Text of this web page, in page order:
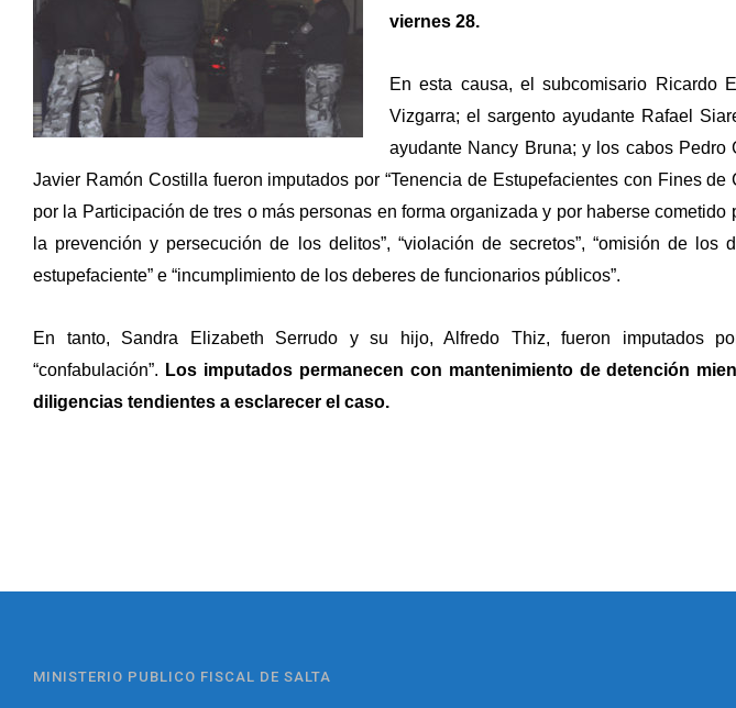
viernes 28.
En esta causa, el subcomisario Ricardo
Vizgarra; el sargento ayudante Rafael
ayudante Nancy Bruna; y los cabos Pedro
Javier Ramón Costilla fueron imputados por “Tenencia de Estupefacientes con Fines
por la Participación de tres o más personas en forma organizada y por haberse
la prevención y persecución de los delitos”, “violación de secretos”, “omisión de los
estupefaciente” e “incumplimiento de los deberes de funcionarios públicos”.
En tanto, Sandra Elizabeth Serrudo y su hijo, Alfredo Thiz, fueron imputados
“confabulación”. Los imputados permanecen con mantenimiento de detención
diligencias tendientes a esclarecer el caso.
MINISTERIO PUBLICO FISCAL DE SALTA